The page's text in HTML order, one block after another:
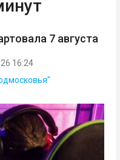
7 августа
16:24